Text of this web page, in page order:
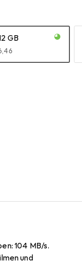
GB
104 MB/s.
und